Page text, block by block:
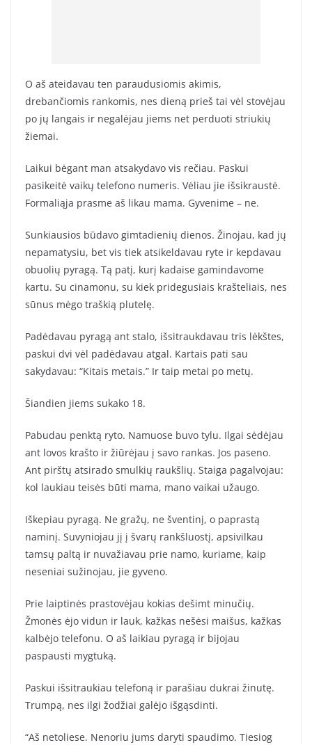
O aš ateidavau ten paraudusiomis akimis,
drebančiomis rankomis, nes dieną prieš tai vėl stovėjau
po jų langais ir negalėjau jiems net perduoti striukių
žiemai.
Laikui bėgant man atsakydavo vis rečiau. Paskui
pasikeitė vaikų telefono numeris. Vėliau jie išsikraustė.
Formaliąja prasme aš likau mama. Gyvenime – ne.
Sunkiausios būdavo gimtadienių dienos. Žinojau, kad jų
nepamatysiu, bet vis tiek atsikeldavau ryte ir kepdavau
obuolių pyragą. Tą patį, kurį kadaise gamindavome
kartu. Su cinamonu, su kiek pridegusiais krašteliais, nes
sūnus mėgo traškią plutelę.
Padėdavau pyragą ant stalo, išsitraukdavau tris lėkštes,
paskui dvi vėl padėdavau atgal. Kartais pati sau
sakydavau: “Kitais metais.” Ir taip metai po metų.
Šiandien jiems sukako 18.
Pabudau penktą ryto. Namuose buvo tylu. Ilgai sėdėjau
ant lovos krašto ir žiūrėjau į savo rankas. Jos paseno.
Ant pirštų atsirado smulkių raukšlių. Staiga pagalvojau:
kol laukiau teisės būti mama, mano vaikai užaugo.
Iškepiau pyragą. Ne gražų, ne šventinį, o paprastą
naminį. Suvyniojau jį į švarų rankšluostį, apsivilkau
tamsų paltą ir nuvažiavau prie namo, kuriame, kaip
neseniai sužinojau, jie gyveno.
Prie laiptinės prastovėjau kokias dešimt minučių.
Žmonės ėjo vidun ir lauk, kažkas nešėsi maišus, kažkas
kalbėjo telefonu. O aš laikiau pyragą ir bijojau
paspausti mygtuką.
Paskui išsitraukiau telefoną ir parašiau dukrai žinutę.
Trumpą, nes ilgi žodžiai galėjo išgąsdinti.
“Aš netoliese. Nenoriu jums daryti spaudimo. Tiesiog